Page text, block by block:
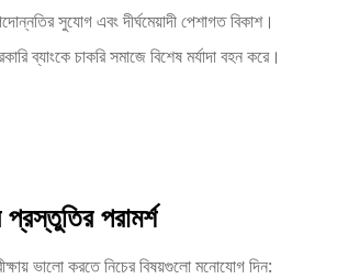
সুযোগ এবং দীর্ঘমেয়াদী পেশাগত বিকাশ।
ব্যাংকে চাকরি সমাজে বিশেষ মর্যাদা বহন করে।
পরামর্শ
ভালো করতে নিচের বিষয়গুলো মনোযোগ দিন: